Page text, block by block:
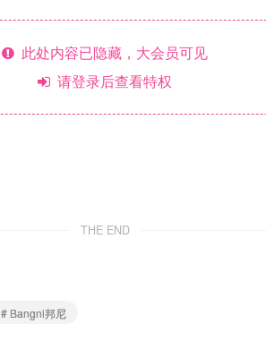
此处内容已隐藏，大会员可见
请登录后查看特权
THE END
# Bangni邦尼